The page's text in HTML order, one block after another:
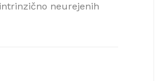
neurejenih